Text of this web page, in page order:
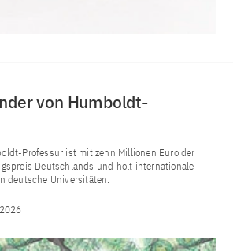
von Humboldt-
Professur ist mit zehn Millionen Euro der
Deutschlands und holt internationale
deutsche Universitäten.